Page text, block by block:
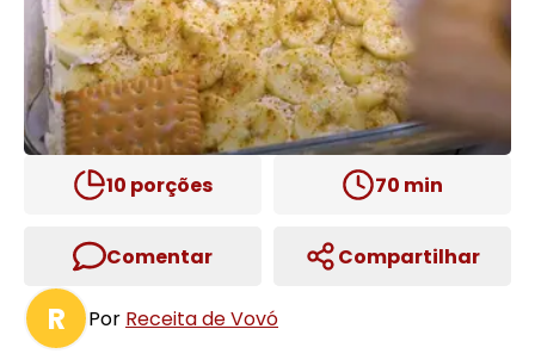
10 porções 70 min
Comentar Compartilhar
R Por Receita de Vovó